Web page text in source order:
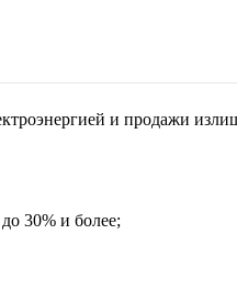
и продажи
30% и более;